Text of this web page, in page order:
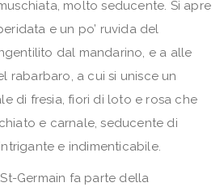
molto seducente. Si apre
e un po’ ruvida del
dal mandarino, e a alle
rabarbaro, a cui si unisce un
di fresia, fiori di loto e rosa che
e carnale, seducente di
e indimenticabile.
Germain fa parte della